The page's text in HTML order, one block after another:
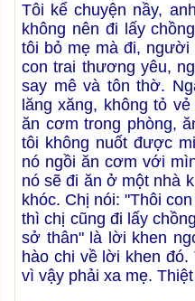
Tôi kể chuyện nầy,
không nên đi lấy
tôi bỏ mẹ mà đi,
con trai thương yêu,
say mê và tôn thờ.
lăng xăng, không tỏ
ăn cơm trong phòng,
tôi không nuốt được
nó ngồi ăn cơm với
nó sẽ đi ăn ở một nhà
khóc. Chị nói: "Thôi
thì chị cũng đi lấy
sở thân" là lời khen
hào chi về lời khen
vì vậy phải xa mẹ.